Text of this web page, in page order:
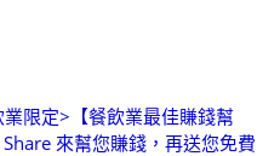
限定>【餐飲業最佳賺錢幫
來幫您賺錢，再送您免費